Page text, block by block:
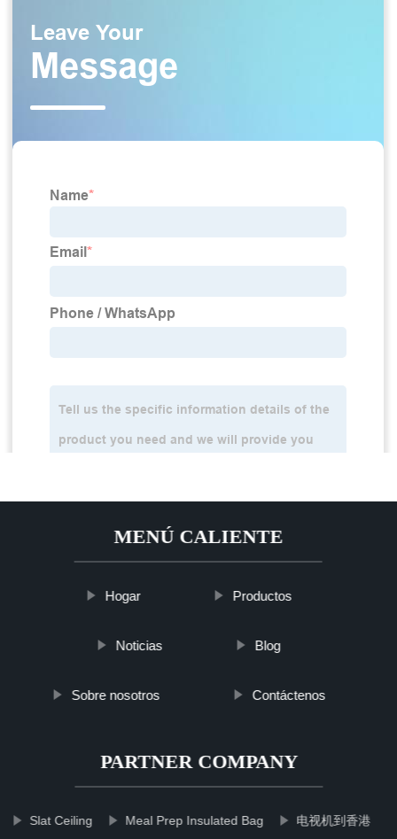
MENÚ CALIENTE
Hogar Productos
Noticias Blog
Sobre nosotros Contáctenos
PARTNER COMPANY
Slat Ceiling Meal Prep Insulated Bag 电视机到香港